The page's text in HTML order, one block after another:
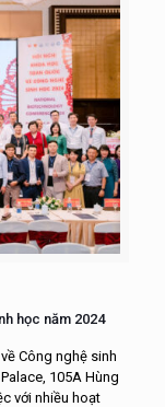
học năm 2024
Công nghệ sinh
105A Hùng
với nhiều hoạt